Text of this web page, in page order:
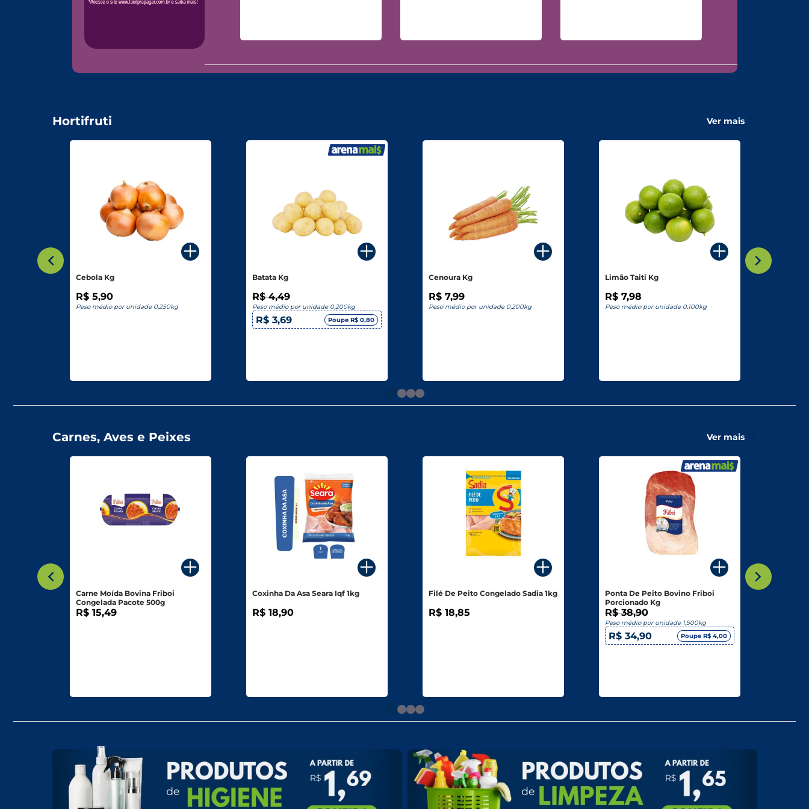
Hortifruti Ver mais
Cebola Kg
R$ 5,90
Peso médio por unidade 0,250kg
Batata Kg
R$ 4,49
Peso médio por unidade 0,200kg
R$ 3,69 Poupe R$ 0,80
Cenoura Kg
R$ 7,99
Peso médio por unidade 0,200kg
Limão Taiti Kg
R$ 7,98
Peso médio por unidade 0,100kg
Carnes, Aves e Peixes Ver mais
Carne Moída Bovina Friboi
Congelada Pacote 500g
R$ 15,49
Coxinha Da Asa Seara Iqf 1kg
R$ 18,90
Filé De Peito Congelado Sadia 1kg
R$ 18,85
Ponta De Peito Bovino Friboi
Porcionado Kg
R$ 38,90
Peso médio por unidade 1,500kg
R$ 34,90 Poupe R$ 4,00